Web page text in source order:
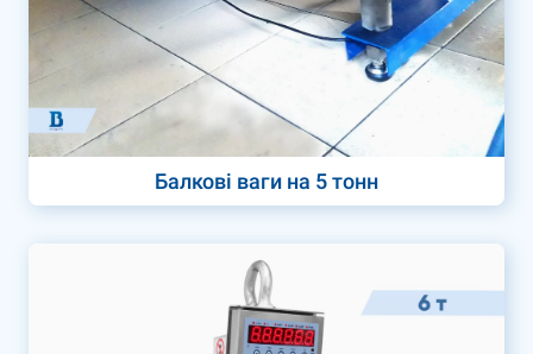
Балкові ваги на 5 тонн